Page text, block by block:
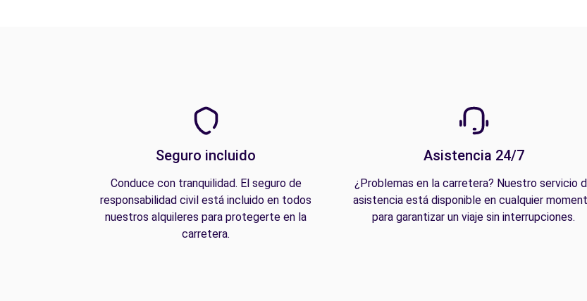
Seguro incluido
Conduce con tranquilidad. El seguro de
responsabilidad civil está incluido en todos
nuestros alquileres para protegerte en la
carretera.
Asistencia 24/7
¿Problemas en la carretera? Nuestro servicio
asistencia está disponible en cualquier
para garantizar un viaje sin interrupciones.